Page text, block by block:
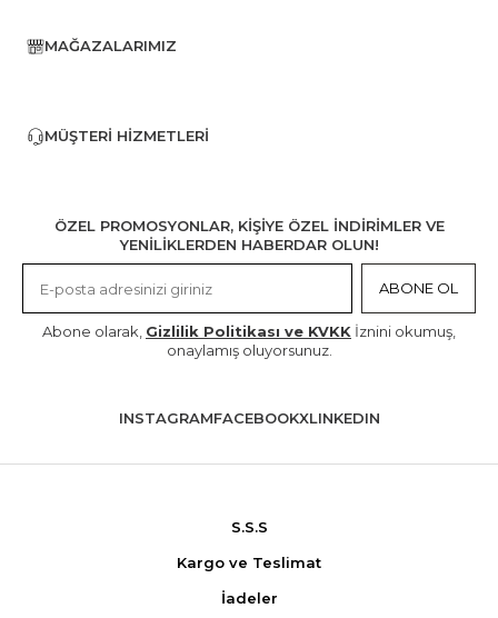
MAĞAZALARIMIZ
MÜŞTERI HIZMETLERI
ÖZEL PROMOSYONLAR, KİŞİYE ÖZEL İNDİRİMLER VE
YENİLİKLERDEN HABERDAR OLUN!
ABONE OL
Abone olarak, Gizlilik Politikası ve KVKK İznini okumuş,
onaylamış oluyorsunuz.
INSTAGRAMFACEBOOKXLINKEDIN
S.S.S
Kargo ve Teslimat
İadeler